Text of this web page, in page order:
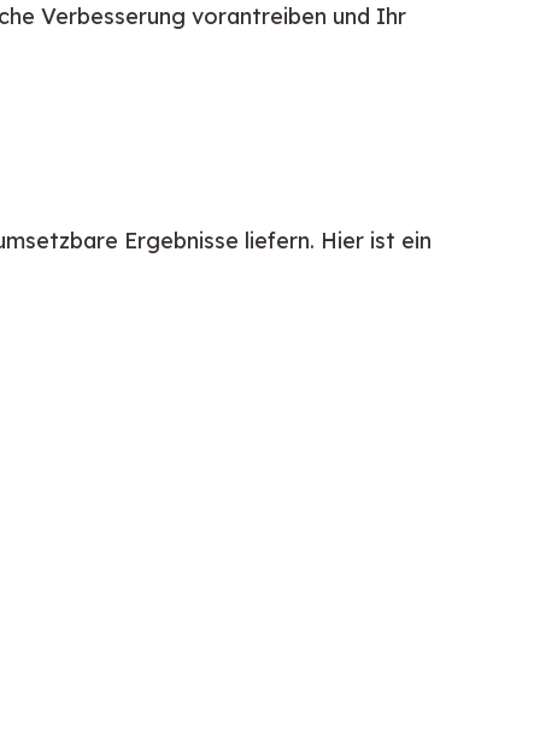
Verbesserung vorantreiben und Ihr
Ergebnisse liefern. Hier ist ein